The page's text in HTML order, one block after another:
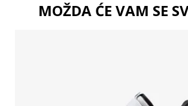
MOŽDA ĆE VAM SE